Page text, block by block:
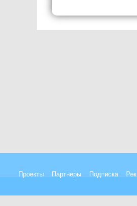
Проекты Партнеры Подписка